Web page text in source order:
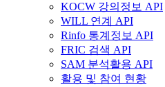
KOCW 강의정보 API
WILL 연계 API
Rinfo 통계정보 API
FRIC 검색 API
SAM 분석활용 API
활용 및 참여 현황